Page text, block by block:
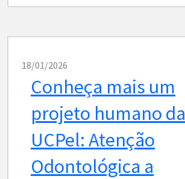
18/01/2026
Conheça mais um
projeto humano da
UCPel: Atenção
Odontológica a